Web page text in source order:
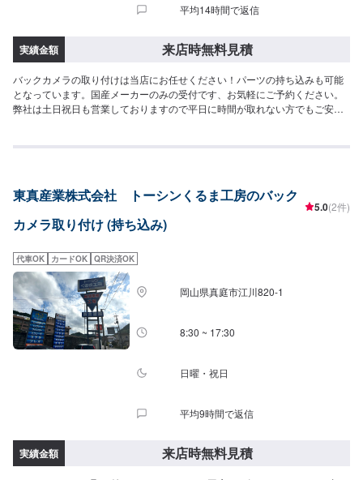
平均14時間で返信
実績金額 来店時無料見積
バックカメラの取り付けは当店にお任せください！パーツの持ち込みも可能
となっています。国産メーカーのみの受付です、お気軽にご予約ください。
弊社は土日祝日も営業しておりますので平日に時間が取れない方でもご安心
整備の作業を特に得意としていますのでお困りの方は弊社にお任せくださ
東真産業株式会社 トーシンくるま工房のバック
カメラ取り付け (持ち込み)
5.0(2件)
代車OK カードOK QR決済OK
岡山県真庭市江川820-1
8:30 ~ 17:30
日曜・祝日
平均9時間で返信
実績金額 来店時無料見積